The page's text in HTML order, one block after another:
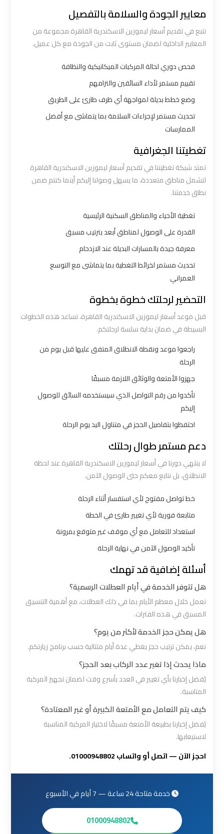
معايير الجودة والسلامة بالتفصيل
نتبع في تقديم أسعار ليموزين الاسكندرية القاهرة مجموعة من
المعايير الداخلية لضمان مستوى ثابت من الجودة مع كل عميل.
فحص دوري لحالة المركبات الميكانيكية والنظافة
تقييم مستمر لأداء السائقين والتزامهم
وضع خطط بديلة لمواجهة أي ظرف طارئ على الطريق
تحديث مستمر لإجراءات السلامة بما يتماشى مع أفضل
الممارسات
تغطيتنا الجغرافية
تمتد شبكة تغطيتنا في تقديم أسعار ليموزين الاسكندرية القاهرة
لتشمل مناطق متعددة، ما يسهل وصولنا إليكم أينما كنتم ضمن
نطاق خدمتنا.
تغطية الأحياء والمناطق السكنية الرئيسية
القدرة على الوصول لمناطق أبعد بترتيب مسبق
معرفة جيدة بالمسارات البديلة عند الازدحام
تحديث مستمر لخرائط التغطية بما يتماشى مع التوسع
العمراني
التحضير لرحلتك خطوة بخطوة
قبل موعد أسعار ليموزين الاسكندرية القاهرة، تساعد هذه الخطوات
البسيطة في ضمان بداية سلسة لرحلتكم.
راجعوا موعد ونقطة الانطلاق المتفق عليها قبل يوم من
الرحلة
جهزوا الأمتعة والوثائق اللازمة مسبقًا
تأكدوا من رقم التواصل الذي سيستخدمه السائق للوصول
إليكم
احتفظوا بتفاصيل الحجز في متناول اليد يوم الرحلة
دعم مستمر طوال رحلتك
لا ينتهي دورنا في أسعار ليموزين الاسكندرية القاهرة عند لحظة
الانطلاق، بل نتابع معكم حتى الوصول الآمن.
خط تواصل مفتوح لأي استفسار أثناء الرحلة
متابعة فورية لأي تغيير طارئ في الخطة
استعداد للتعامل مع أي موقف غير متوقع بمرونة
تأكيد الوصول الآمن في نهاية الرحلة
أسئلة إضافية قد تهمك
هل تتوفر الخدمة في أيام العطلات الرسمية؟
نعمل خلال معظم الأيام بما في ذلك العطلات، مع أهمية التنسيق
المسبق في هذه الفترات.
هل يمكن حجز الخدمة لأكثر من يوم؟
نعم، يمكن ترتيب حجز يغطي عدة أيام متتالية حسب برنامج زيارتكم.
ماذا يحدث إذا تغير عدد الركاب بعد الحجز؟
يُفضل إخبارنا بأي تغيير في العدد بأسرع وقت لضمان تجهيز المركبة
المناسبة.
كيف يتم التعامل مع الأمتعة الكبيرة أو غير المعتادة؟
يُفضل إخبارنا بطبيعة الأمتعة مسبقًا لاختيار المركبة المناسبة
لاستيعابها.
احجز الآن — اتصل أو واتساب 01000948802.
خدمة متاحة 24 ساعة — 7 أيام في الأسبوع
01000948802
ليموزين
المطار
ليموزين
اكتوبر
ليموزين
القاهرة
الساخن
اسكندرية
العرب
الاسكندرية
القاهرة
ليموزين
القاهرة
للاسكندرية
ليموزين
القاهرة